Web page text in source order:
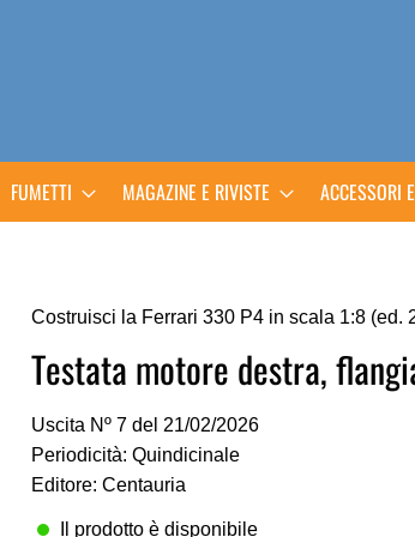
FUMETTI MAGAZINE E RIVISTE ACCESSORI
Costruisci la Ferrari 330 P4 in scala 1:8 (ed.
Testata motore destra,
Uscita Nº 7 del 21/02/2026
Periodicità: Quindicinale
Editore: Centauria
Il prodotto è disponibile